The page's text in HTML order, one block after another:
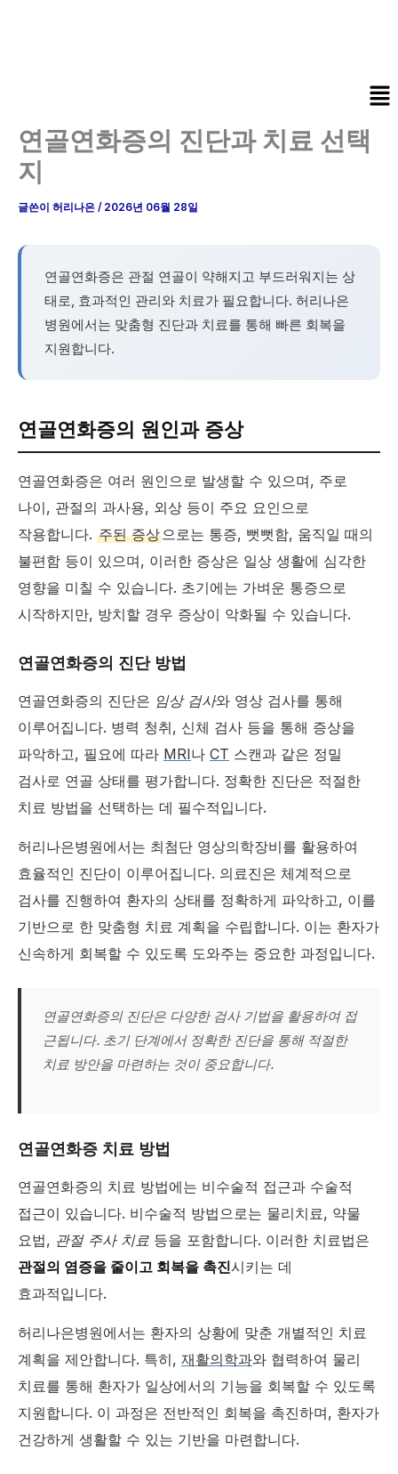
연골연화증의 진단과 치료 선택
지
글쓴이 허리나은 / 2026년 06월 28일
연골연화증은 관절 연골이 약해지고 부드러워지는 상
태로, 효과적인 관리와 치료가 필요합니다. 허리나은
병원에서는 맞춤형 진단과 치료를 통해 빠른 회복을
지원합니다.
연골연화증의 원인과 증상
연골연화증은 여러 원인으로 발생할 수 있으며, 주로
나이, 관절의 과사용, 외상 등이 주요 요인으로
작용합니다. 주된 증상으로는 통증, 뻣뻣함, 움직일 때의
불편함 등이 있으며, 이러한 증상은 일상 생활에 심각한
영향을 미칠 수 있습니다. 초기에는 가벼운 통증으로
시작하지만, 방치할 경우 증상이 악화될 수 있습니다.
연골연화증의 진단 방법
연골연화증의 진단은 임상 검사와 영상 검사를 통해
이루어집니다. 병력 청취, 신체 검사 등을 통해 증상을
파악하고, 필요에 따라 MRI나 CT 스캔과 같은 정밀
검사로 연골 상태를 평가합니다. 정확한 진단은 적절한
치료 방법을 선택하는 데 필수적입니다.
허리나은병원에서는 최첨단 영상의학장비를 활용하여
효율적인 진단이 이루어집니다. 의료진은 체계적으로
검사를 진행하여 환자의 상태를 정확하게 파악하고, 이를
기반으로 한 맞춤형 치료 계획을 수립합니다. 이는 환자가
신속하게 회복할 수 있도록 도와주는 중요한 과정입니다.
연골연화증의 진단은 다양한 검사 기법을 활용하여 접
근됩니다. 초기 단계에서 정확한 진단을 통해 적절한
치료 방안을 마련하는 것이 중요합니다.
연골연화증 치료 방법
연골연화증의 치료 방법에는 비수술적 접근과 수술적
접근이 있습니다. 비수술적 방법으로는 물리치료, 약물
요법, 관절 주사 치료 등을 포함합니다. 이러한 치료법은
관절의 염증을 줄이고 회복을 촉진시키는 데
효과적입니다.
허리나은병원에서는 환자의 상황에 맞춘 개별적인 치료
계획을 제안합니다. 특히, 재활의학과와 협력하여 물리
치료를 통해 환자가 일상에서의 기능을 회복할 수 있도록
지원합니다. 이 과정은 전반적인 회복을 촉진하며, 환자가
건강하게 생활할 수 있는 기반을 마련합니다.